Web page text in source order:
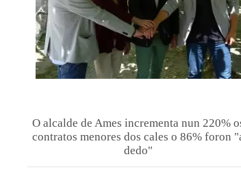
O alcalde de Ames incrementa nun 220%
contratos menores dos cales o 86% foron
dedo"